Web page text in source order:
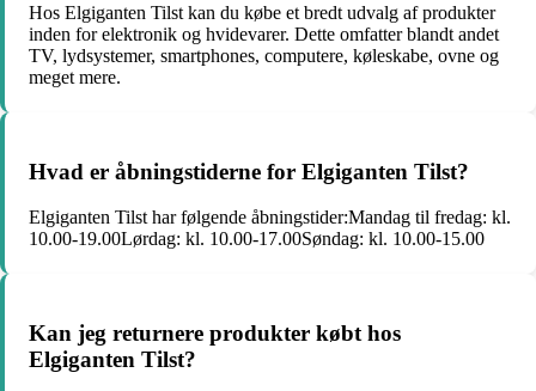
Hos Elgiganten Tilst kan du købe et bredt udvalg af produkter
inden for elektronik og hvidevarer. Dette omfatter blandt andet
TV, lydsystemer, smartphones, computere, køleskabe, ovne og
meget mere.
Hvad er åbningstiderne for Elgiganten Tilst?
Elgiganten Tilst har følgende åbningstider:Mandag til fredag: kl.
10.00-19.00Lørdag: kl. 10.00-17.00Søndag: kl. 10.00-15.00
Kan jeg returnere produkter købt hos
Elgiganten Tilst?